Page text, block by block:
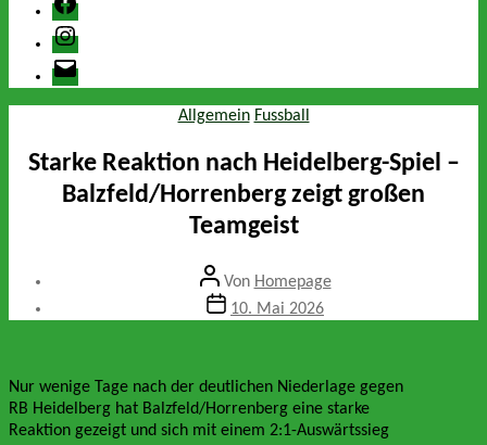
Instagram
E-
Mail
Kategorien
Allgemein Fussball
Starke Reaktion nach Heidelberg-Spiel –
Balzfeld/Horrenberg zeigt großen
Teamgeist
Beitragsautor
Von Homepage
Veröffentlichungsdatum
10. Mai 2026
Nur wenige Tage nach der deutlichen Niederlage gegen
RB Heidelberg hat Balzfeld/Horrenberg eine starke
Reaktion gezeigt und sich mit einem 2:1-Auswärtssieg